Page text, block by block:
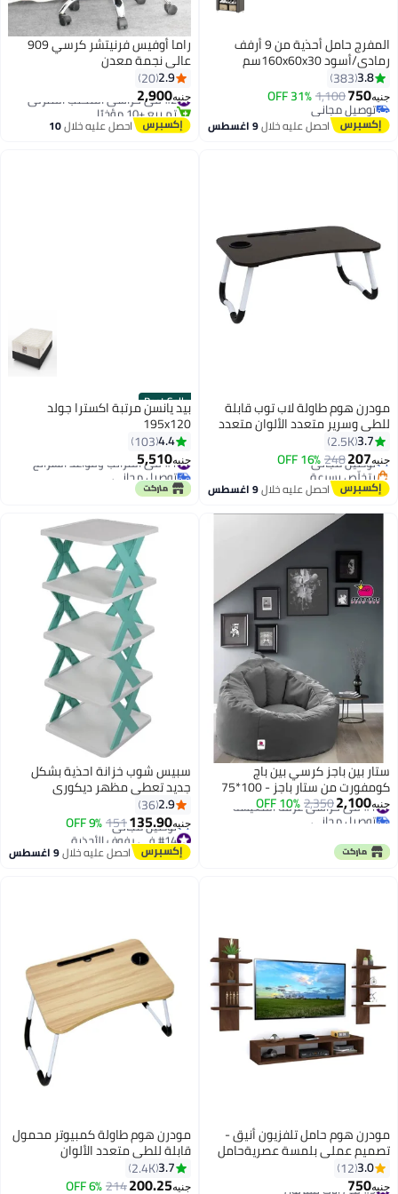
المفرج حامل أحذية من 9 أرفف
رمادي/أسود 160x60x30سم
3.8
383
جنيه750
1,100
31% OFF
توصيل مجاني
توصيل مجانياحصل عليه خلال9 اغسطس
راما أوفيس فرنيتشر كرسي 909
عالي نجمة معدن
2.9
20
جنيه2,900#2 في كراسي المكتب المنزلي
تم بيع +10 مؤخرًا
#2 في كراسي المكتب المنزلي احصل عليه خلال10
مودرن هوم طاولة لاب توب قابلة
للطي وسرير متعدد الألوان متعدد
الألوان (40.5 x 60 x 5.5 )سم
3.7
2.5K
جنيه207
248
16% OFFتوصيل مجاني
بتخلّص بسرعة
توصيل مجانياحصل عليه خلال9 اغسطس
Best Seller
بيد يانسن مرتبة اكسترا جولد
195x120
4.4
103
جنيه5,510#1 في المراتب وقواعد الشرائح
توصيل مجاني
#1 في المراتب وقواعد الشرائح
ستار بين باجز كرسي بين باج
كومفورت من ستار باجز - 100*75
سم - رمادي - قطيفة
جنيه2,100
2,350
10% OFF #1 في كراسي غرفة المعيشة
توصيل مجاني
#1 في كراسي غرفة المعيشة
سبيس شوب خزانة احذية بشكل
جديد تعطي مظهر ديكوري
متناسق يناسب جميع الاماكن وتوفر
المساحة مكونة من 5 طبقات
متعددة الالوان
2.9
36
جنيه135.90
151
9% OFF
#14 في رفوف الأحذية
أقل سعر في 7 يوم
توصيل مجاني
احصل عليه خلال9 اغسطس
مودرن هوم حامل تلفزيون أنيق -
تصميم عملي بلمسة عصريةحامل
تلفزيون أنيق - تصميم عملي
بلمسة عصرية.
3.0
12
جنيه750#9 في اثاث تلفزيون
مودرن هوم طاولة كمبيوتر محمول
قابلة للطي متعدد الألوان
40.5x60x5.5سم
3.7
2.4K
جنيه200.25
214
6% OFF